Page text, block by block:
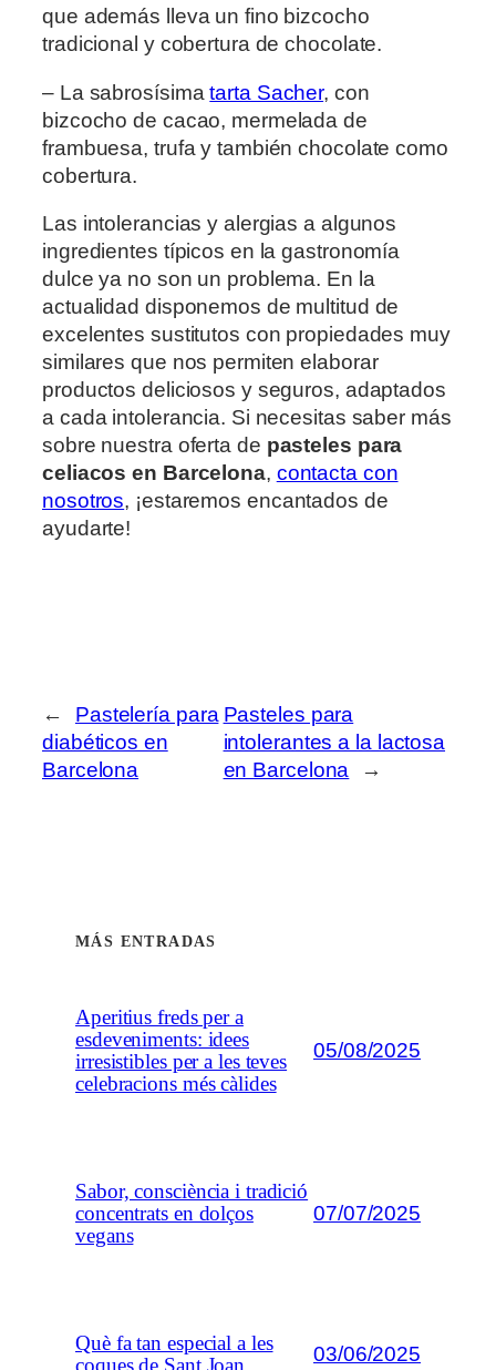
que además lleva un fino bizcocho
tradicional y cobertura de chocolate.
– La sabrosísimatarta Sacher, con
bizcocho de cacao, mermelada de
frambuesa, trufa y también chocolate como
cobertura.
Las intolerancias y alergias a algunos
ingredientes típicos en la gastronomía
dulce ya no son un problema. En la
actualidad disponemos de multitud de
excelentes sustitutos con propiedades muy
similares que nos permiten elaborar
productos deliciosos y seguros, adaptados
a cada intolerancia. Si necesitas saber más
sobre nuestra oferta de pasteles para
celiacos en Barcelona, contacta con
nosotros, ¡estaremos encantados de
ayudarte!
←
Pastelería para
diabéticos en
Barcelona
Pasteles para
intolerantes a la lactosa
en Barcelona
→
MÁS ENTRADAS
Aperitius freds per a
esdeveniments: idees
irresistibles per a les teves
celebracions més càlides
05/08/2025
Sabor, consciència i tradició
concentrats en dolços
vegans
07/07/2025
Què fa tan especial a les
coques de Sant Joan
03/06/2025